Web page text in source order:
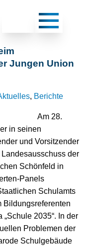
Jungen Union
, Berichte
Am 28.
in seinen
und Vorsitzender
der
Schönfeld in
Panels
Schulamts
Bildungsreferenten
2035“. In der
Problemen der
Schulgebäude